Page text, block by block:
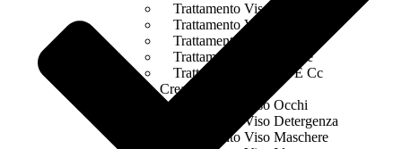
Trattamento Viso Antieta
Trattamento Viso Giorno
Trattamento Viso Notte
Trattamento Viso 24 Ore
Trattamento Viso Bb E Cc
Cream
Trattamento Viso Occhi
Trattamento Viso Detergenza
Trattamento Viso Maschere